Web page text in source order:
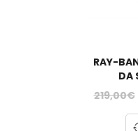
RAY-
DA
219,00€